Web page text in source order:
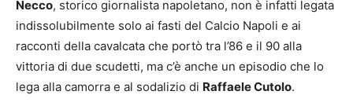
Necco, storico giornalista napoletano, non è infatti legata
indissolubilmente solo ai fasti del Calcio Napoli e ai
racconti della cavalcata che portò tra l’86 e il 90 alla
vittoria di due scudetti, ma c’è anche un episodio che lo
lega alla camorra e al sodalizio di Raffaele Cutolo.